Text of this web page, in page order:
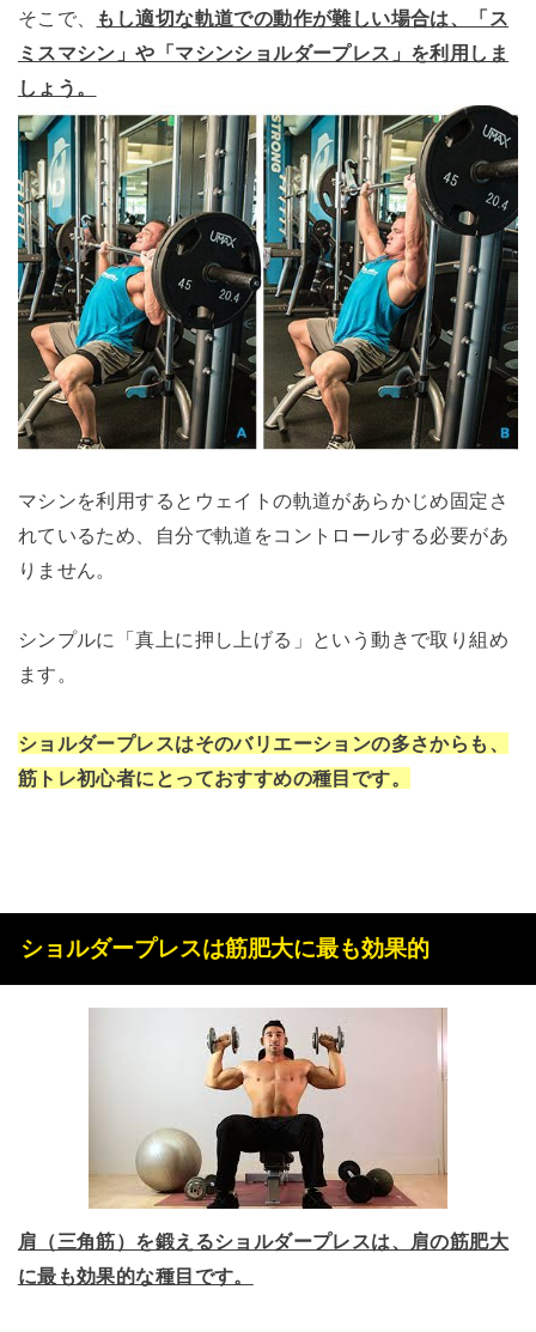
そこで、
もし適切な軌道での動作が難しい場合は、「ス
ミスマシン」や「マシンショルダープレス」を利用しま
しょう。
マシンを利用するとウェイトの軌道があらかじめ固定さ
れているため、自分で軌道をコントロールする必要があ
りません。
シンプルに「真上に押し上げる」という動きで取り組め
ます。
ショルダープレスはそのバリエーションの多さからも、
筋トレ初心者にとっておすすめの種目です。
ショルダープレスは筋肥大に最も効果的
肩（三角筋）を鍛えるショルダープレスは、肩の筋肥大
に最も効果的な種目です。